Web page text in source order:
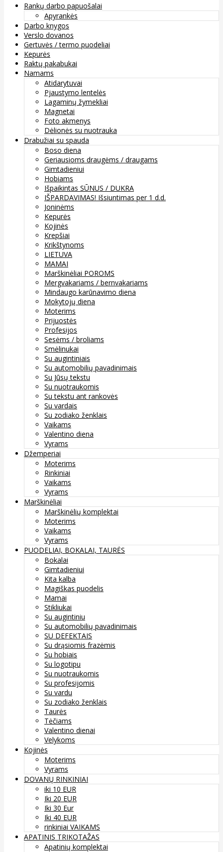
Rankų darbo papuošalai
Apyrankės
Darbo knygos
Verslo dovanos
Gertuvės / termo puodeliai
Kepurės
Raktų pakabukai
Namams
Atidarytuvai
Pjaustymo lentelės
Lagaminų žymekliai
Magnetai
Foto akmenys
Dėlionės su nuotrauka
Drabužiai su spauda
Boso diena
Geriausioms draugėms / draugams
Gimtadieniui
Hobiams
Išpaikintas SŪNUS / DUKRA
IŠPARDAVIMAS! Išsiuntimas per 1 d.d.
Joninėms
Kepurės
Kojinės
Krepšiai
Krikštynoms
LIETUVA
MAMAI
Marškinėliai POROMS
Mergvakariams / bernvakariams
Mindaugo karūnavimo diena
Mokytojų diena
Moterims
Prijuostės
Profesijos
Sesėms / broliams
Smėlinukai
Su augintiniais
Su automobilių pavadinimais
Su Jūsų tekstu
Su nuotraukomis
Su tekstu ant rankovės
Su vardais
Su zodiako ženklais
Vaikams
Valentino diena
Vyrams
Džemperiai
Moterims
Rinkiniai
Vaikams
Vyrams
Marškinėliai
Marškinėlių komplektai
Moterims
Vaikams
Vyrams
PUODELIAI, BOKALAI, TAURĖS
Bokalai
Gimtadieniui
Kita kalba
Magiškas puodelis
Mamai
Stikliukai
Su augintiniu
Su automobilių pavadinimais
SU DEFEKTAIS
Su drąsiomis frazėmis
Su hobiais
Su logotipu
Su nuotraukomis
Su profesijomis
Su vardu
Su zodiako ženklais
Taurės
Tėčiams
Valentino dienai
Velykoms
Kojinės
Moterims
Vyrams
DOVANŲ RINKINIAI
iki 10 EUR
Iki 20 EUR
Iki 30 Eur
Iki 40 EUR
rinkiniai VAIKAMS
APATINIS TRIKOTAŽAS
Apatinių komplektai